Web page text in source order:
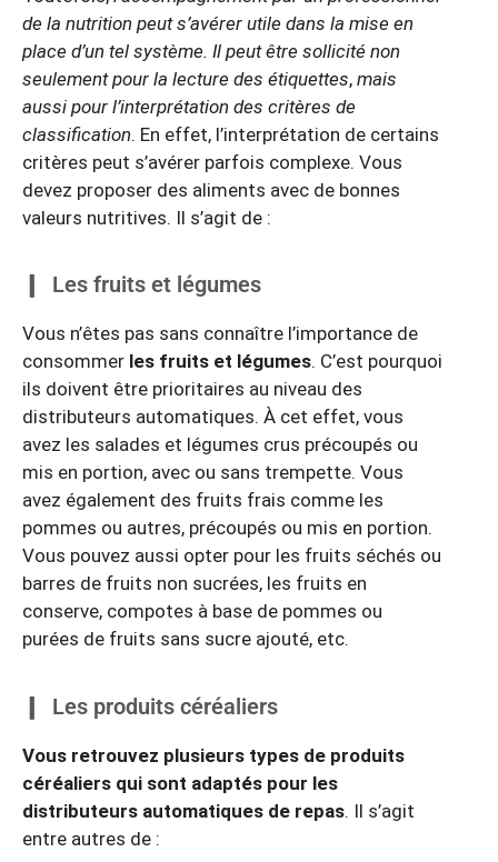
de la nutrition peut s’avérer utile dans la mise en
place d’un tel système. Il peut être sollicité non
seulement pour la lecture des étiquettes, mais
aussi pour l’interprétation des critères de
classification. En effet, l’interprétation de certains
critères peut s’avérer parfois complexe. Vous
devez proposer des aliments avec de bonnes
valeurs nutritives. Il s’agit de :
Les fruits et légumes
Vous n’êtes pas sans connaître l’importance de
consommer les fruits et légumes. C’est pourquoi
ils doivent être prioritaires au niveau des
distributeurs automatiques. À cet effet, vous
avez les salades et légumes crus précoupés ou
mis en portion, avec ou sans trempette. Vous
avez également des fruits frais comme les
pommes ou autres, précoupés ou mis en portion.
Vous pouvez aussi opter pour les fruits séchés ou
barres de fruits non sucrées, les fruits en
conserve, compotes à base de pommes ou
purées de fruits sans sucre ajouté, etc.
Les produits céréaliers
Vous retrouvez plusieurs types de produits
céréaliers qui sont adaptés pour les
distributeurs automatiques de repas. Il s’agit
entre autres de :